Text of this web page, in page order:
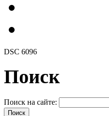
DSC 6096
Поиск
Поиск на сайте: